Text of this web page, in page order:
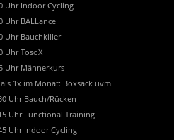
Uhr Indoor Cycling
Uhr BALLance
Uhr Bauchkiller
Uhr TosoX
Uhr Männerkurs
1x im Monat: Boxsack uvm.
Uhr Bauch/Rücken
Uhr Functional Training
Uhr Indoor Cycling